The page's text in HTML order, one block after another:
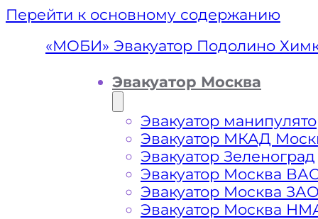
Перейти к основному содержанию
«МОБИ» Эвакуатор Подолино
Эвакуатор Москва
Эвакуатор
Эвакуатор МКАД
Эвакуатор Зеленоград
Эвакуатор Москва
Эвакуатор Москва
Эвакуатор Москва